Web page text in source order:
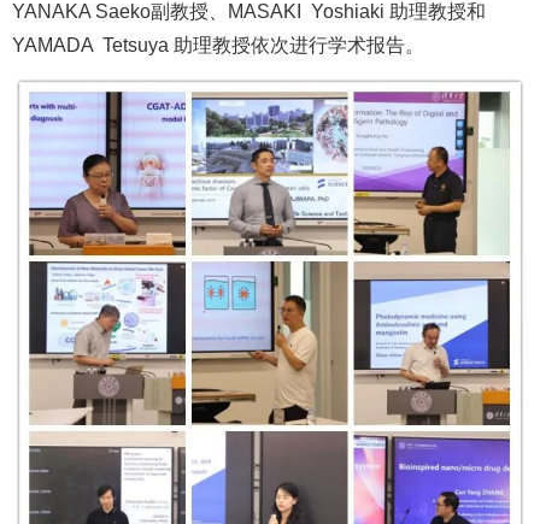
YANAKA Saeko副教授、MASAKI Yoshiaki 助理教授和
YAMADA Tetsuya 助理教授依次进行学术报告。